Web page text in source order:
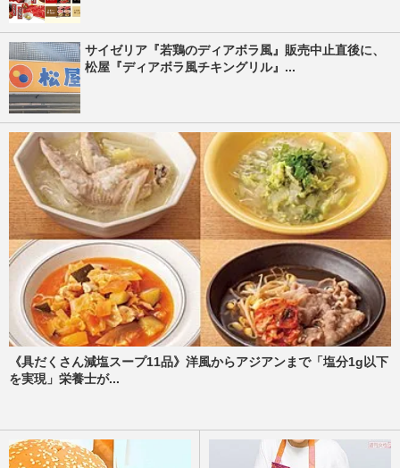
サイゼリア『若鶏のディアボラ風』販売中止直後に、
松屋『ディアボラ風チキングリル』...
《具だくさん減塩スープ11品》洋風からアジアンまで「塩分1g以下
を実現」栄養士が...